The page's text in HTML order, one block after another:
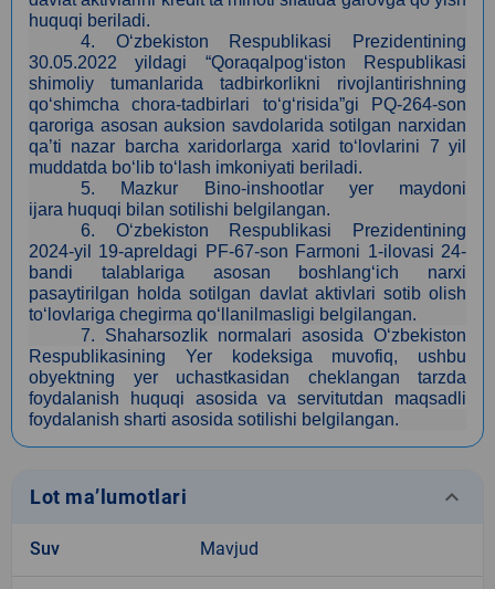
huquqi beriladi.
4. O‘zbekiston Respublikasi Prezidentining
30.05.2022 yildagi “Qoraqalpog‘iston Respublikasi
shimoliy tumanlarida tadbirkorlikni rivojlantirishning
qo‘shimcha chora-tadbirlari to‘g‘risida”gi PQ-264-son
qaroriga asosan auksion savdolarida sotilgan narxidan
qa’ti nazar barcha xaridorlarga xarid to‘lovlarini 7 yil
muddatda bo‘lib to‘lash imkoniyati beriladi.
5. Mazkur Bino-inshootlar yer maydoni
ijara huquqi bilan sotilishi belgilangan.
6. O‘zbekiston Respublikasi Prezidentining
2024-yil 19-apreldagi PF-67-son Farmoni 1-ilovasi 24-
bandi talablariga asosan boshlang‘ich narxi
pasaytirilgan holda sotilgan davlat aktivlari sotib olish
to‘lovlariga chegirma qo‘llanilmasligi belgilangan.
7. Shaharsozlik normalari asosida O‘zbekiston
Respublikasining Yer kodeksiga muvofiq, ushbu
obyektning yer uchastkasidan cheklangan tarzda
foydalanish huquqi asosida va servitutdan maqsadli
foydalanish sharti asosida sotilishi belgilangan.
Lot ma’lumotlari keyboard_arrow_down
Suv Mavjud